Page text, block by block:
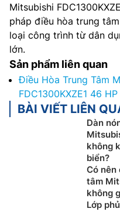
Mitsubishi
pháp điều hòa trung
loại công trình từ dân
lớn.
Sản phẩm liên quan
Điều Hòa Trung Tâm
FDC1300KXZE1 46
BÀI VIẾT LIÊN
Dàn
không
biển?
Có nên
tâm
không
Lớp